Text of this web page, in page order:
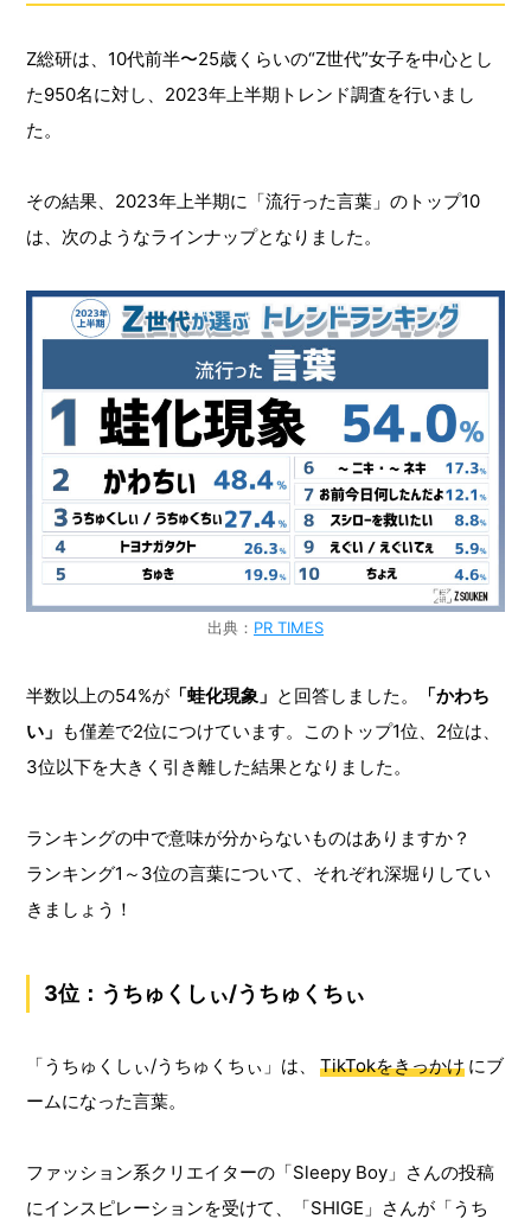
Z総研は、10代前半〜25歳くらいの“Z世代”女子を中心とし
た950名に対し、2023年上半期トレンド調査を行いまし
た。
その結果、2023年上半期に「流行った言葉」のトップ10
は、次のようなラインナップとなりました。
出典： PR TIMES
半数以上の54%が 「蛙化現象」 と回答しました。
「かわち
い」 も僅差で2位につけています。このトップ1位、2位は、
3位以下を大きく引き離した結果となりました。
ランキングの中で意味が分からないものはありますか？
ランキング1～3位の言葉について、それぞれ深堀りしてい
きましょう！
3位：うちゅくしぃ/うちゅくちぃ
「うちゅくしぃ/うちゅくちぃ」は、 TikTokをきっかけ にブ
ームになった言葉。
ファッション系クリエイターの「Sleepy Boy」さんの投稿
にインスピレーションを受けて、「SHIGE」さんが「うち